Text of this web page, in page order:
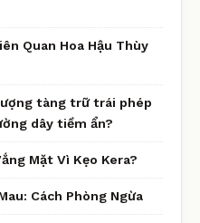
Quan Hoa Hậu Thùy
tàng trữ trái phép
dây tiềm ẩn?
Mặt Vì Kẹo Kera?
Cách Phòng Ngừa